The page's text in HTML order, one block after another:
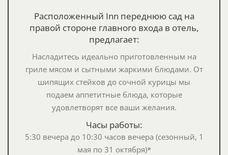
Расположенный Inn переднюю сад на
правой стороне главного входа в отель,
предлагает:
Насладитесь идеально приготовленным на
гриле мясом и сытными жаркими блюдами. От
шипящих стейков до сочной курицы мы
подаем аппетитные блюда, которые
удовлетворят все ваши желания.
Часы работы:
5:30 вечера до 10:30 часов вечера (сезонный, 1
мая по 31 октября)*